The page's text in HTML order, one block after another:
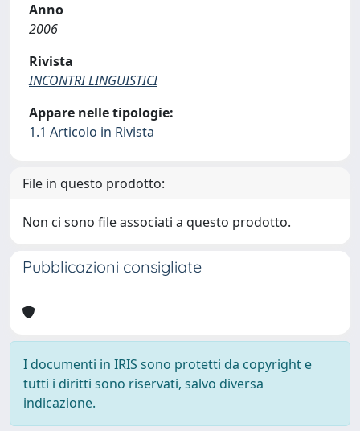
Anno
2006
Rivista
INCONTRI LINGUISTICI
Appare nelle tipologie:
1.1 Articolo in Rivista
File in questo prodotto:
Non ci sono file associati a questo prodotto.
Pubblicazioni consigliate
I documenti in IRIS sono protetti da copyright e
tutti i diritti sono riservati, salvo diversa
indicazione.